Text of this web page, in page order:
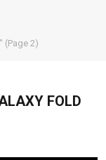
(Page 2)
FOLD